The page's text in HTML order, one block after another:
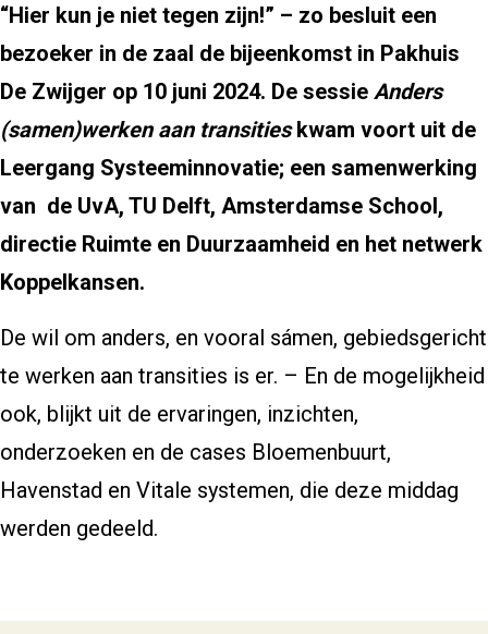
“Hier kun je niet tegen zijn!” – zo besluit een
bezoeker in de zaal de bijeenkomst in Pakhuis
De Zwijger op 10 juni 2024. De sessie Anders
(samen)werken aan transitieskwam voort uit de
Leergang Systeeminnovatie; een samenwerking
van de UvA, TU Delft, Amsterdamse School,
directie Ruimte en Duurzaamheid en het netwerk
Koppelkansen.
De wil om anders, en vooral sámen, gebiedsgericht
te werken aan transities is er. – En de mogelijkheid
ook, blijkt uit de ervaringen, inzichten,
onderzoeken en de cases Bloemenbuurt,
Havenstad en Vitale systemen, die deze middag
werden gedeeld.